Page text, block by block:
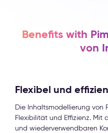
Benefits with
von
Flexibel und
Die Inhaltsmodellierung von
Flexibilität und Effizienz. Mit
und wiederverwendbaren